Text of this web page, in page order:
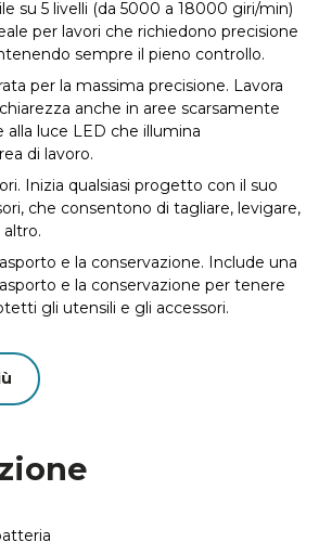
su 5 livelli (da 5000 a 18000 giri/min)
per lavori che richiedono precisione
sempre il pieno controllo.
per la massima precisione. Lavora
anche in aree scarsamente
alla luce LED che illumina
di lavoro.
Inizia qualsiasi progetto con il suo
che consentono di tagliare, levigare,
e la conservazione. Include una
e la conservazione per tenere
gli utensili e gli accessori.